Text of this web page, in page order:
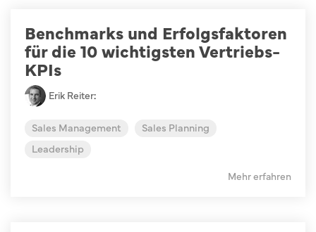
Benchmarks und Erfolgsfaktoren
für die 10 wichtigsten Vertriebs-
KPIs
Erik Reiter:
Sales Management
Sales Planning
Leadership
Mehr erfahren